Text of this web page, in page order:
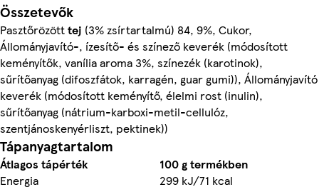
Összetevők
Pasztőrözötttej (3% zsírtartalmú) 84, 9%, Cukor,
Állományjavító-, ízesítő- és színező keverék (módosított
keményítők, vanília aroma 3%, színezék (karotinok),
sűrítőanyag (difoszfátok, karragén, guar gumi)), Állományjavító
keverék (módosított keményítő, élelmi rost (inulin),
sűrítőanyag (nátrium-karboxi-metil-cellulóz,
szentjánoskenyérliszt, pektinek))
Tápanyagtartalom
Átlagos tápérték
100 g termékben
Energia
299 kJ/71 kcal